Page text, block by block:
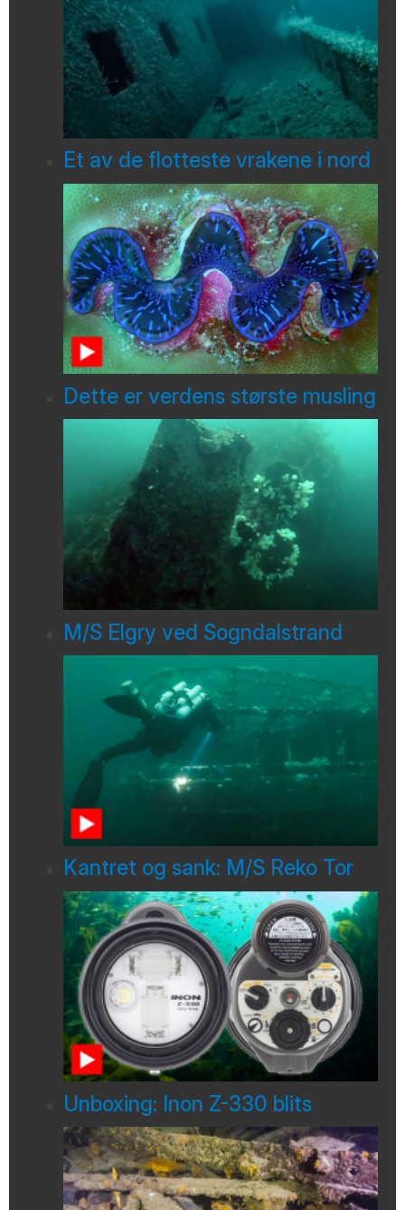
Et av de flotteste vrakene i nord
Dette er verdens største musling
M/S Elgry ved Sogndalstrand
Kantret og sank: M/S Reko Tor
Unboxing: Inon Z-330 blits